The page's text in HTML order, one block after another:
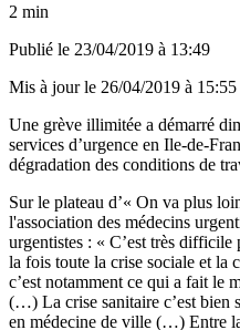
2 min
Publié le 23/04/2019 à 13:49
Mis à jour le 26/04/2019 à 15:55
Une grève illimitée a démarré
services d’urgence en Ile-de-
dégradation des conditions de
Sur le plateau d’« On va plus
l'association des médecins
urgentistes : « C’est très difficile
la fois toute la crise sociale et
c’est notamment ce qui a fait le
(…) La crise sanitaire c’est bien
en médecine de ville (…) Entre